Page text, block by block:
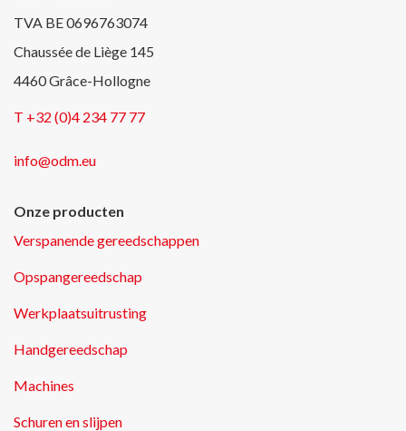
TVA BE 0696763074
Chaussée de Liège 145
4460 Grâce-Hollogne
T +32 (0)4 234 77 77
info@odm.eu
Onze producten
Verspanende gereedschappen
Opspangereedschap
Werkplaatsuitrusting
Handgereedschap
Machines
Schuren en slijpen